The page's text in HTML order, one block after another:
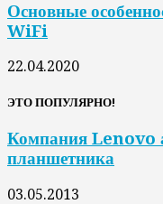
Основные
WiFi
22.04.2020
ЭТО ПОПУЛЯРНО!
Компания Lenovo
планшетника
03.05.2013